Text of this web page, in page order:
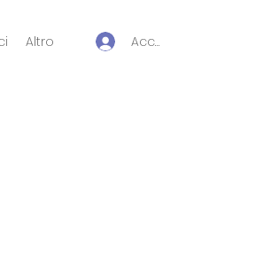
Altro Accedi